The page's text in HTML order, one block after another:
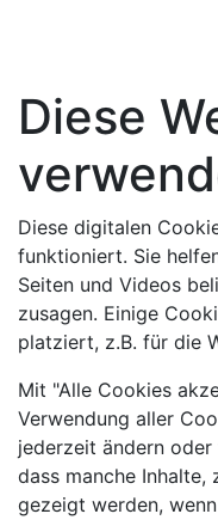
Diese
Diese digitalen
funktioniert. Sie
Seiten und Videos
zusagen. Einige
platziert, z.B. für die
Mit "Alle Cookies
Verwendung aller
jederzeit ändern oder
dass manche Inhalte,
gezeigt werden,